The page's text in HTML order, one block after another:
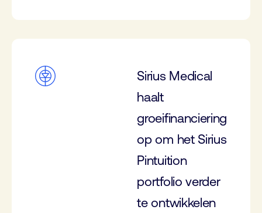
Sirius Medical
haalt
groeifinanciering
op om het Sirius
Pintuition
portfolio verder
te ontwikkelen